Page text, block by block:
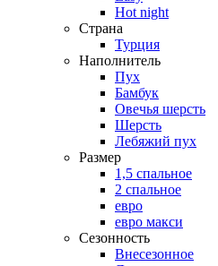
Hot night
Страна
Турция
Наполнитель
Пух
Бамбук
Овечья шерсть
Шерсть
Лебяжий пух
Размер
1,5 спальное
2 спальное
евро
евро макси
Сезонность
Внесезонное